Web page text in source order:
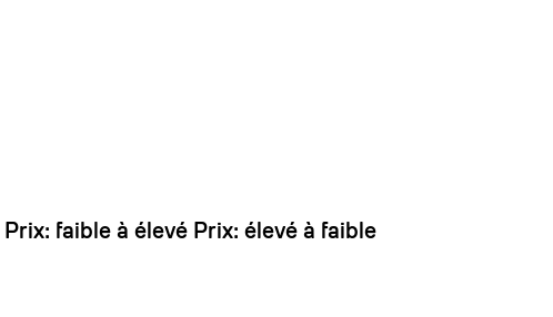
Prix: faible à élevé Prix: élevé à faible